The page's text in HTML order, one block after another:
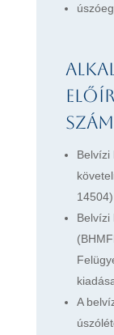
Belvízi
14504)
Belvízi
A